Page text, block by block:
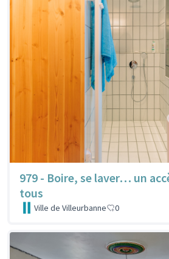
979 - Boire, se laver… un
tous
Ville de Villeurbanne 0